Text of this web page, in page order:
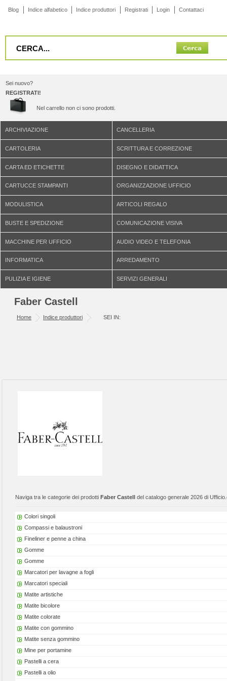
Blog Indice alfabetico Indice produttori Registrati Login Contattaci
Sei nuovo?
REGISTRATI!
Nel carrello non ci sono prodotti.
ARCHIVIAZIONE CANCELLERIA
CARTOLERIA SCRITTURA E CORREZIONE
CARTA ED ETICHETTE DISEGNO E DIDATTICA
CARTUCCE STAMPANTI ORGANIZZAZIONE UFFICIO
MODULISTICA ARTICOLI REGALO
BUSTE E SPEDIZIONE COMUNICAZIONE VISIVA
MACCHINE PER UFFICIO AUDIO VIDEO E TELEFONIA
INFORMATICA ARREDAMENTO
PULIZIA E IGIENE SERVIZI GENERALI
Faber Castell
SEI IN:
Home Indice produttori
Naviga tra le categorie dei prodotti Faber Castell del catalogo generale 2026 di
Colori singoli
Compassi e balaustroni
Fineliner e penne a china
Gomme
Gomme
Marcatori per lavagne a fogli
Marcatori speciali
Matite artistiche
Matite bicolore
Matite colorate
Matite con gommino
Matite senza gommino
Mine per portamine
Pastelli a cera
Pastelli a olio